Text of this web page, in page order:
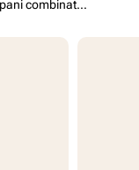
Trapani combinati a batteria